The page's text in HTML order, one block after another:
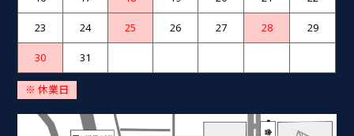
23 24 25 26 27 28 29
30 31
※ 休業日